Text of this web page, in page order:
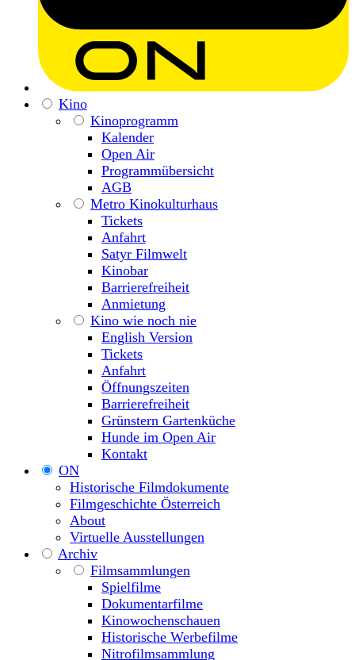
Kino
Kinoprogramm
Kalender
Open Air
Programmübersicht
AGB
Metro Kinokulturhaus
Tickets
Anfahrt
Satyr Filmwelt
Kinobar
Barrierefreiheit
Anmietung
Kino wie noch nie
English Version
Tickets
Anfahrt
Öffnungszeiten
Barrierefreiheit
Grünstern Gartenküche
Hunde im Open Air
Kontakt
ON
Historische Filmdokumente
Filmgeschichte Österreich
About
Virtuelle Ausstellungen
Archiv
Filmsammlungen
Spielfilme
Dokumentarfilme
Kinowochenschauen
Historische Werbefilme
Nitrofilmsammlung